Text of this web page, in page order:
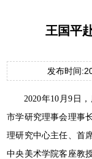
王国平
发布时间
2020年10月9日
市学研究理事会理事
理研究中心主任、首
中央美术学院客座教